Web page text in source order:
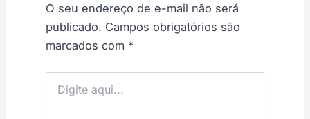
O seu endereço de e-mail não será
publicado. Campos obrigatórios são
marcados com *
aqui...